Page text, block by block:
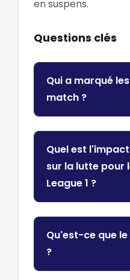
en suspens.
Questions clés
Qui a marqué
match ?
Quel est
sur la lutte pour
League 1 ?
Qu'est-ce que
?